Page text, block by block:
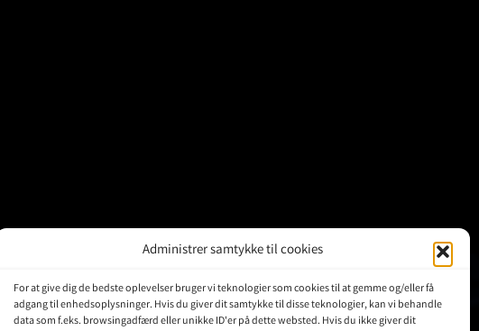
Administrer samtykke til cookies
For at give dig de bedste oplevelser bruger vi teknologier som cookies til at gemme og/eller få
adgang til enhedsoplysninger. Hvis du giver dit samtykke til disse teknologier, kan vi behandle
data som f.eks. browsingadfærd eller unikke ID'er på dette websted. Hvis du ikke giver dit
KUNDER